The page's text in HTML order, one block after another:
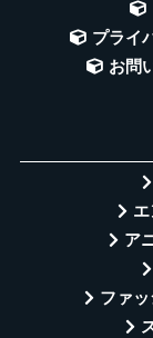
プライ
お問
ア
ファ